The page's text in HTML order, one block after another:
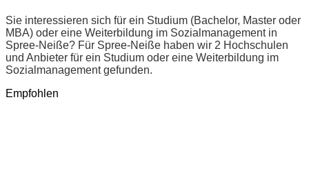
Sie interessieren sich für ein Studium (Bachelor, Master oder
MBA) oder eine Weiterbildung im Sozialmanagement in
Spree-Neiße? Für Spree-Neiße haben wir 2 Hochschulen
und Anbieter für ein Studium oder eine Weiterbildung im
Sozialmanagement gefunden.
Empfohlen